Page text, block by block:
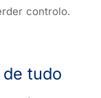
controlo.
tudo